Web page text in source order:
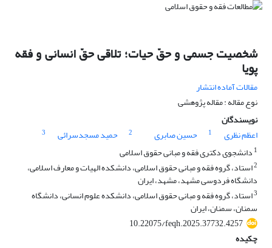
شخصیت جسمی و حقّ حیات؛ تلاقی حقّ انسانی و فقه
پویا
مقالات آماده انتشار
نوع مقاله : مقاله پژوهشی
نویسندگان
اعظم نظری
1 حسین صابری 2 حمید مسجدسرائی
3
1 دانشجوی دکتری فقه و مبانی حقوق اسلامی
2استاد، گروه فقه و مبانی حقوق اسلامی، دانشکده الهیات و معارف اسلامی،
دانشگاه فردوسی مشهد، مشهد، ایران
3استاد، گروه فقه و مبانی حقوق اسلامی، دانشکده علوم انسانی، دانشگاه
سمنان، سمنان، ایران
10.22075/feqh.2025.37732.4257
چکیده